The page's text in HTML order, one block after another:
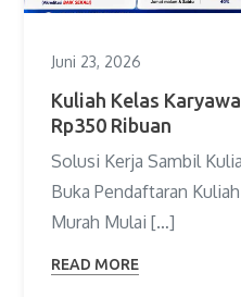
Juni 23, 2026
Kuliah Kelas
Rp350 Ribuan
Solusi Kerja Sambil
Buka Pendaftaran
Murah Mulai […]
READ MORE